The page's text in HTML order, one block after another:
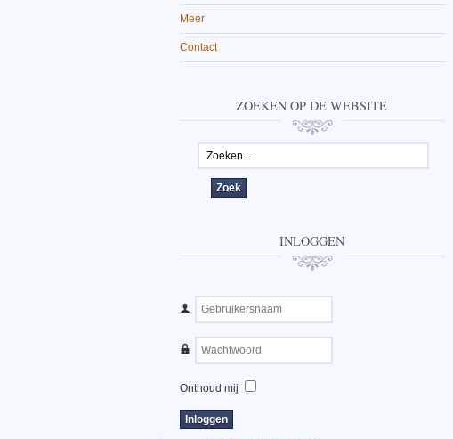
Meer
Contact
ZOEKEN OP DE WEBSITE
INLOGGEN
Onthoud mij